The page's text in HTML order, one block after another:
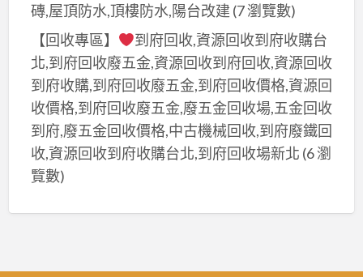
磚,屋頂防水,頂樓防水,陽台改建 (7 瀏覽數)
【回收專區】
到府回收,資源回收到府收購台
北,到府回收廢五金,資源回收到府回收,資源回收
到府收購,到府回收廢五金,到府回收價格,資源回
收價格,到府回收廢五金,廢五金回收場,五金回收
到府,廢五金回收價格,中古機械回收,到府廢鐵回
收,資源回收到府收購台北,到府回收場新北 (6 瀏
覽數)